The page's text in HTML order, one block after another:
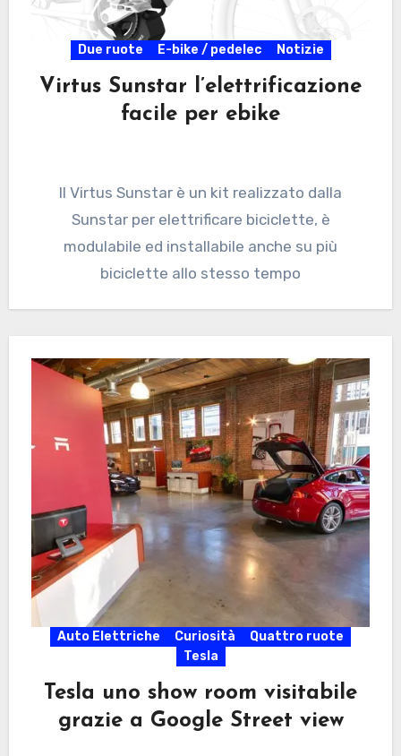
Due ruote E-bike / pedelec Notizie
Virtus Sunstar l’elettrificazione
facile per ebike
Il Virtus Sunstar è un kit realizzato dalla
Sunstar per elettrificare biciclette, è
modulabile ed installabile anche su più
biciclette allo stesso tempo
Auto Elettriche Curiosità
Quattro ruote
Tesla
Tesla uno show room visitabile
grazie a Google Street view